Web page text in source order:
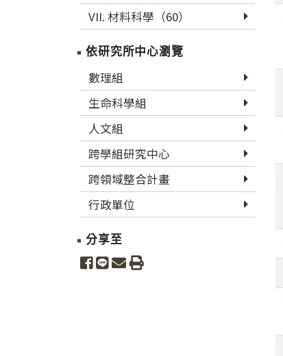
VII. 材料科學（60）
依研究所中心瀏覽
數理組
生命科學組
人文組
跨學組研究中心
跨領域整合計畫
行政單位
分享至
share to facebook
share to line
share to email
print